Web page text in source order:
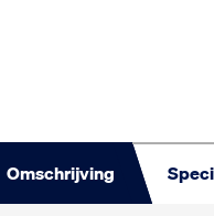
Omschrijving